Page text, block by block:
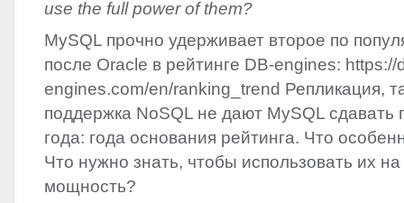
use the full power of them?
MySQL прочно удерживает второе по
после Oracle в рейтинге DB-engines: https://
engines.com/en/ranking_trend Репликация,
поддержка NoSQL не дают MySQL сдавать
года: года основания рейтинга. Что
Что нужно знать, чтобы использовать их
мощность?